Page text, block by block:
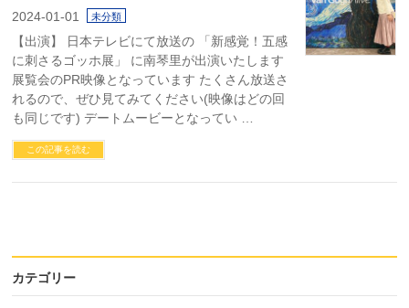
2024-01-01 未分類
【出演】 日本テレビにて放送の 「新感覚！五感
に刺さるゴッホ展」 に南琴里が出演いたします
展覧会のPR映像となっています たくさん放送さ
れるので、ぜひ見てみてください(映像はどの回
も同じです) デートムービーとなってい …
この記事を読む
カテゴリー